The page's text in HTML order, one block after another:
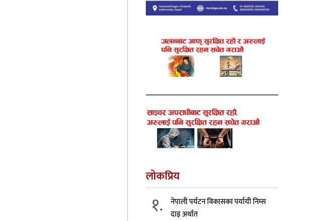
लोकप्रिय
१.
नेपाली पर्यटन विकासका पर्यायी निम्स
दाइ अर्थात